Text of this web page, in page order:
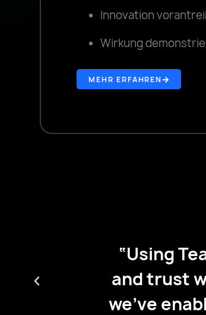
Innovation
Wirkung
MEHR ERFAHREN
“Using
and trust
we’ve